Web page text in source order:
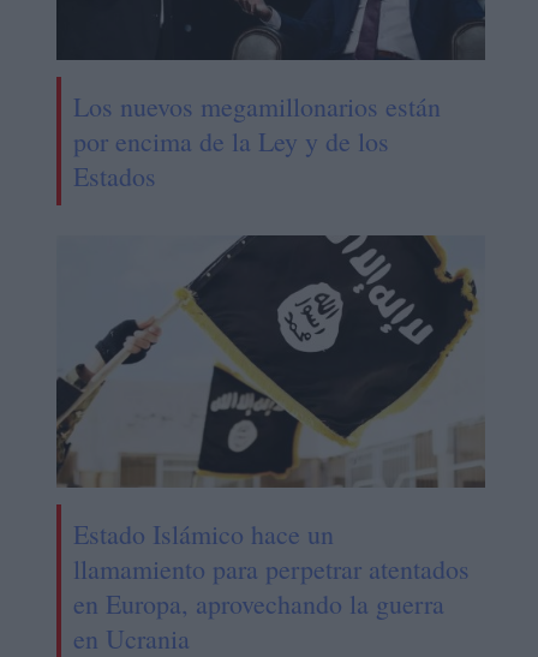
Los nuevos megamillonarios están
por encima de la Ley y de los
Estados
Estado Islámico hace un
llamamiento para perpetrar atentados
en Europa, aprovechando la guerra
en Ucrania